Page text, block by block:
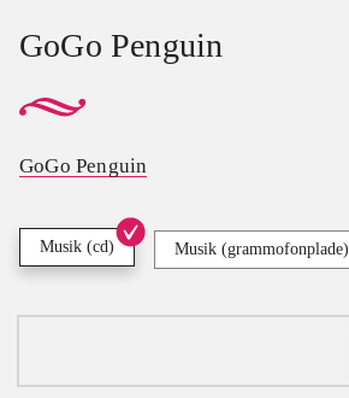
GoGo Penguin
GoGo Penguin
Musik (cd) Musik (grammofonplade)